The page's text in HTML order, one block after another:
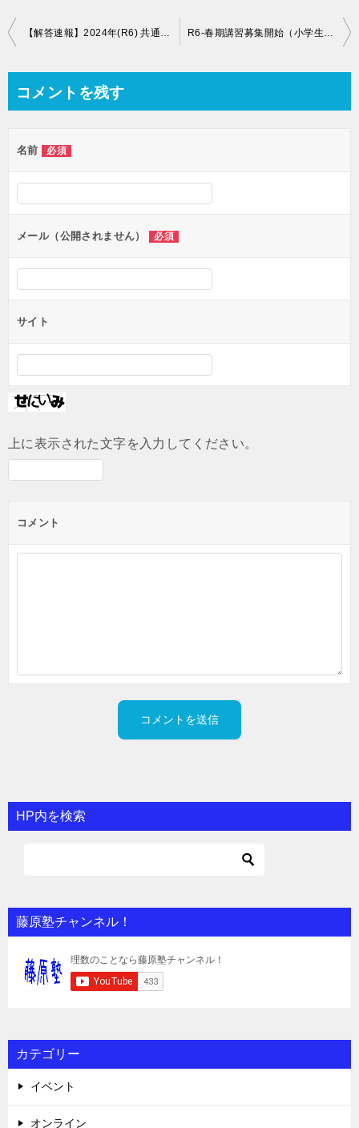
投
ビ
ー
シ
ョ
ン
【解答速報】2024年(R6) 共通テスト(化学)を分かりやすく完全解説！ R6-春期講習募集開始（小学生・中学生・高校生）
コメントを残す
名前 必須
メール（公開されません） 必須
サイト
上に表示された文字を入力してください。
コメント
HP内を検索
藤原塾チャンネル！
カテゴリー
イベント
オンライン